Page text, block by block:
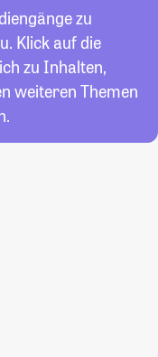
zu
Klick auf die
zu Inhalten,
weiteren Themen